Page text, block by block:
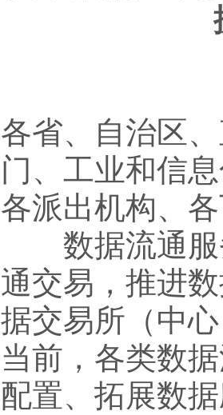
各省、自治区
门、工业和信
各派出机构、
数据流通服
通交易，推进
据交易所（中
当前，各类数
配置、拓展数